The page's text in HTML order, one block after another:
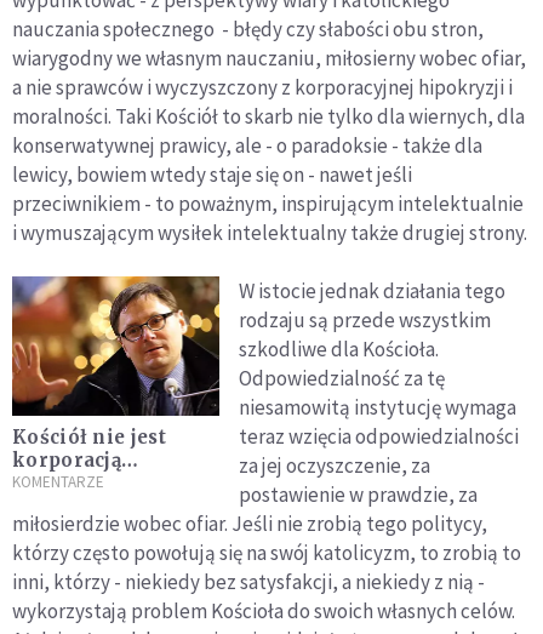
nauczania społecznego - błędy czy słabości obu stron,
wiarygodny we własnym nauczaniu, miłosierny wobec ofiar,
a nie sprawców i wyczyszczony z korporacyjnej hipokryzji i
moralności. Taki Kościół to skarb nie tylko dla wiernych, dla
konserwatywnej prawicy, ale - o paradoksie - także dla
lewicy, bowiem wtedy staje się on - nawet jeśli
przeciwnikiem - to poważnym, inspirującym intelektualnie
i wymuszającym wysiłek intelektualny także drugiej strony.
Kościół nie jest
korporacją
duchownych
KOMENTARZE
W istocie jednak działania tego
rodzaju są przede wszystkim
szkodliwe dla Kościoła.
Odpowiedzialność za tę
niesamowitą instytucję wymaga
teraz wzięcia odpowiedzialności
za jej oczyszczenie, za
postawienie w prawdzie, za
miłosierdzie wobec ofiar. Jeśli nie zrobią tego politycy,
którzy często powołują się na swój katolicyzm, to zrobią to
inni, którzy - niekiedy bez satysfakcji, a niekiedy z nią -
wykorzystają problem Kościoła do swoich własnych celów.